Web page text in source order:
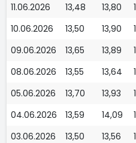
11.06.2026
13,48 13,80
10.06.2026
13,50 13,90
09.06.2026
13,65 13,89
08.06.2026
13,55 13,64
05.06.2026
13,70 13,93
04.06.2026
13,59 14,09
03.06.2026
13,50 13,56